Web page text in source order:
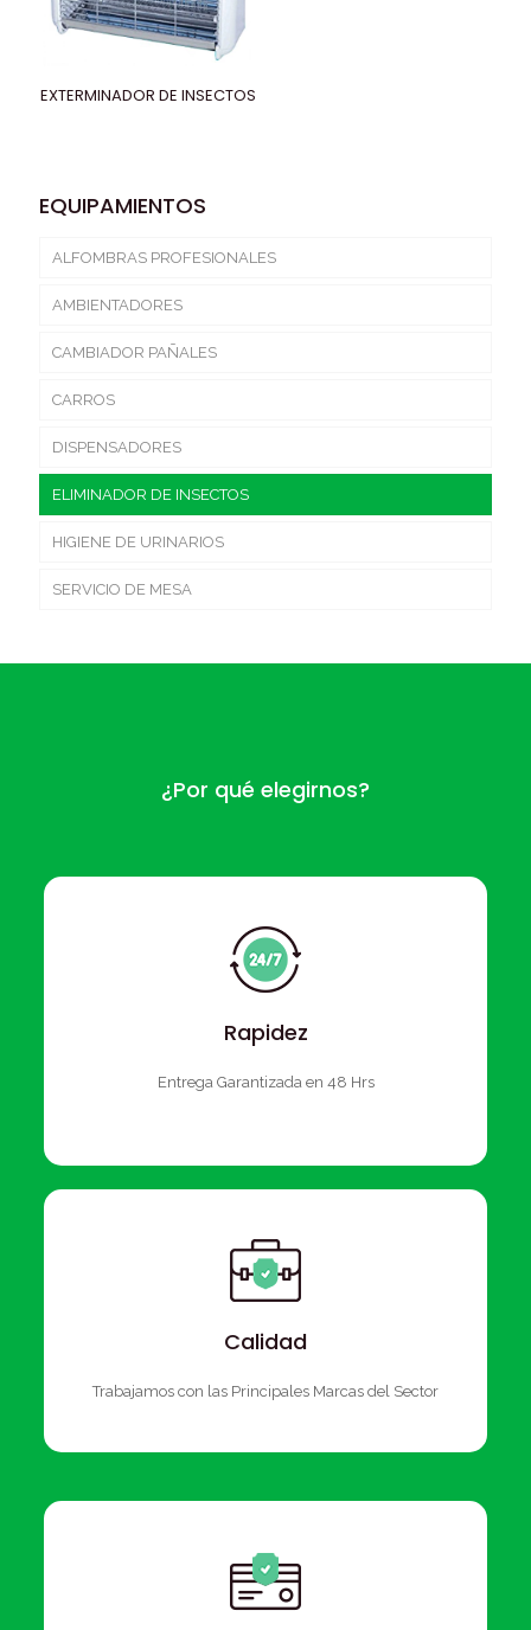
EXTERMINADOR DE INSECTOS
EQUIPAMIENTOS
ALFOMBRAS PROFESIONALES
AMBIENTADORES
CAMBIADOR PAÑALES
CARROS
DISPENSADORES
ELIMINADOR DE INSECTOS
HIGIENE DE URINARIOS
SERVICIO DE MESA
¿Por qué elegirnos?
Rapidez
Entrega Garantizada en 48 Hrs
Calidad
Trabajamos con las Principales Marcas del Sector